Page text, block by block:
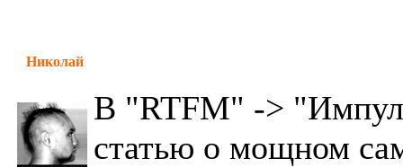
Николай
В "RTFM" ->
статью о мощном